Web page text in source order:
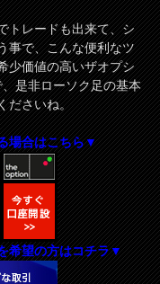
トレードも出来て、シ
事で、こんな便利なツ
少価値の高いザオプシ
是非ローソク足の基本
ださいね。
場合はこちら▼
希望の方はコチラ▼